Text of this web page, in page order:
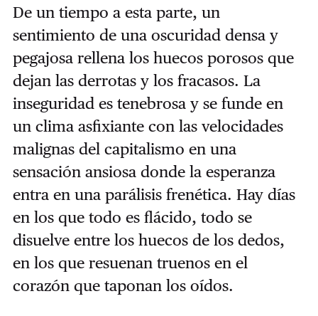
De un tiempo a esta parte, un
sentimiento de una oscuridad densa y
pegajosa rellena los huecos porosos que
dejan las derrotas y los fracasos. La
inseguridad es tenebrosa y se funde en
un clima asfixiante con las velocidades
malignas del capitalismo en una
sensación ansiosa donde la esperanza
entra en una parálisis frenética. Hay días
en los que todo es flácido, todo se
disuelve entre los huecos de los dedos,
en los que resuenan truenos en el
corazón que taponan los oídos.